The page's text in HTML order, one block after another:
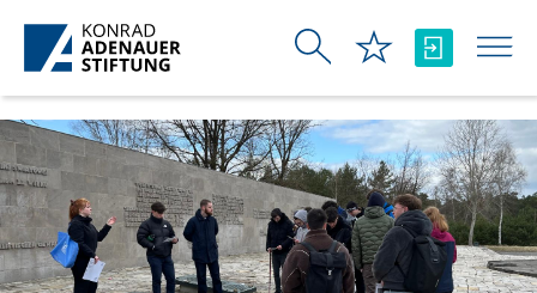
Skip to Main Content